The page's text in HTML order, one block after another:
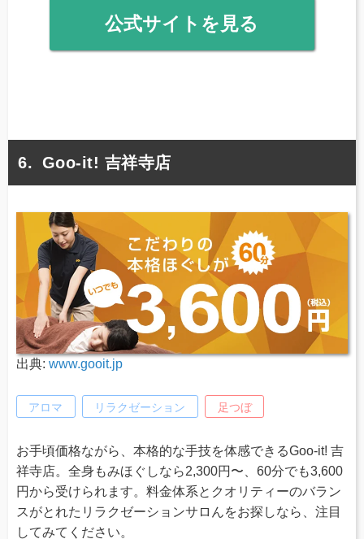
公式サイトを見る
Goo-it! 吉祥寺店
出典: www.gooit.jp
アロマ リラクゼーション 足つぼ
お手頃価格ながら、本格的な手技を体感できるGoo-it! 吉
祥寺店。全身もみほぐしなら2,300円〜、60分でも3,600
円から受けられます。料金体系とクオリティーのバラン
スがとれたリラクゼーションサロんをお探しなら、注目
してみてください。